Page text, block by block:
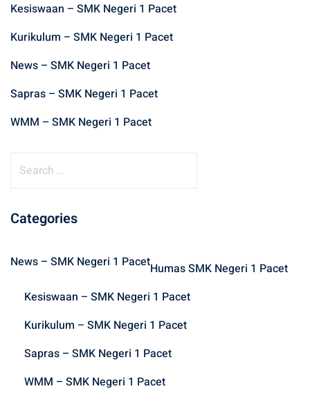
Kesiswaan – SMK Negeri 1 Pacet
Kurikulum – SMK Negeri 1 Pacet
News – SMK Negeri 1 Pacet
Sapras – SMK Negeri 1 Pacet
WMM – SMK Negeri 1 Pacet
r
f
Categories
News – SMK Negeri 1 PacetHumas SMK Negeri 1 Pacet
Kesiswaan – SMK Negeri 1 Pacet
Kurikulum – SMK Negeri 1 Pacet
Sapras – SMK Negeri 1 Pacet
WMM – SMK Negeri 1 Pacet